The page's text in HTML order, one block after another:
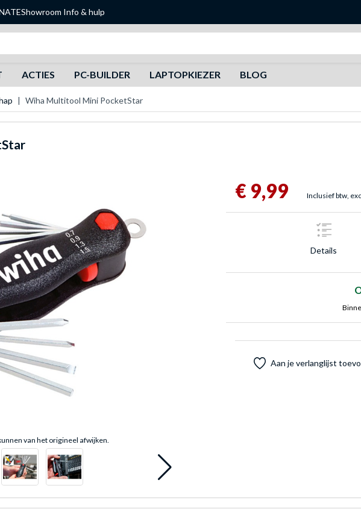
Showroom Info & hulp
ACTIES PC-BUILDER LAPTOPKIEZER BLOG
Wiha Multitool Mini PocketStar
van het origineel afwijken.
€ 9,99 Inclusief btw,
Details
Aan je verlanglijst